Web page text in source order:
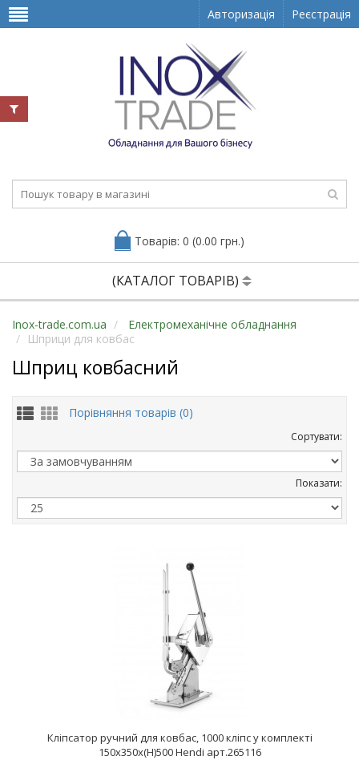
Авторизація Реєстрація
Товарів: 0 (0.00 грн.)
(КАТАЛОГ ТОВАРІВ)
Inox-trade.com.ua
Електромеханічне обладнання
Шприци для ковбас
Шприц ковбасний
Порівняння товарів (0)
Сортувати:
Показати:
Кліпсатор ручний для ковбас, 1000 кліпс у комплекті
150x350x(H)500 Hendi арт.265116